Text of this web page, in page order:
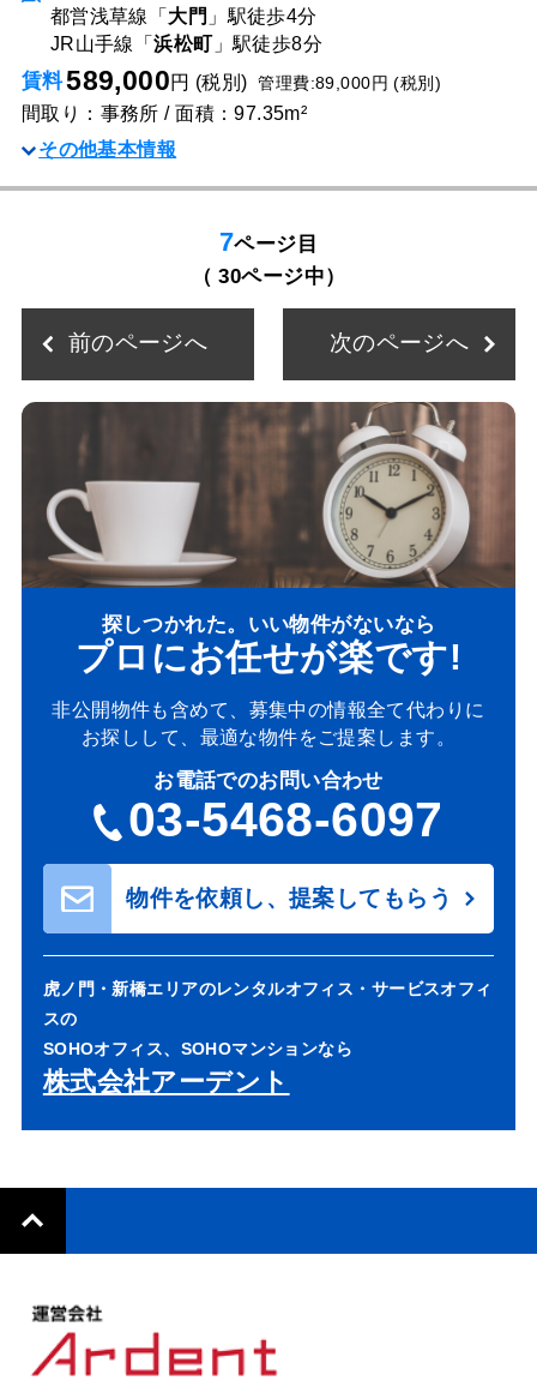
都営浅草線「 大門 」駅徒歩4分
JR山手線「浜松町 」駅徒歩8分
賃料589,000円 (税別)管理費:89,000円 (税別)
間取り：事務所 / 面積：97.35m²
その他基本情報
7ページ目
（ 30ページ中）
前のページへ 次のページへ
探しつかれた。いい物件がないなら
プロにお任せが楽です!
非公開物件も含めて、募集中の情報全て代わりに
お探しして、最適な物件をご提案します。
お電話でのお問い合わせ
03-5468-6097
物件を依頼し、提案してもらう
虎ノ門・新橋エリアのレンタルオフィス・サービスオフィ
スの
SOHOオフィス、SOHOマンションなら
株式会社アーデント